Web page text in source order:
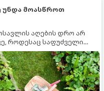
უნდა მოასწროთ
აღების დრო არ
როდესაც საფუძველი
და ბაღი მზადდება
იმისათვის, რომ
ხოლო მცენარეებმა
5
უნდა მოასწროთ: